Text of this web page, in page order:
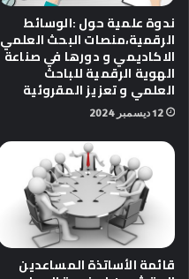
ندوة علمية حول :الوسائط
الرقمية،منصات البحث العلمي
الاكاديمي و دورها في صناعة
الهوية الرقمية للباحث
العلمي و تعزيز المقروئية
12 ديسمبر 2024
قائمة الأساتذة المساعدين